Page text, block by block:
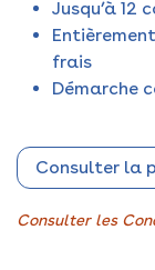
Jusqu’à 12
frais
Démarche
Consulter la
Consulter les